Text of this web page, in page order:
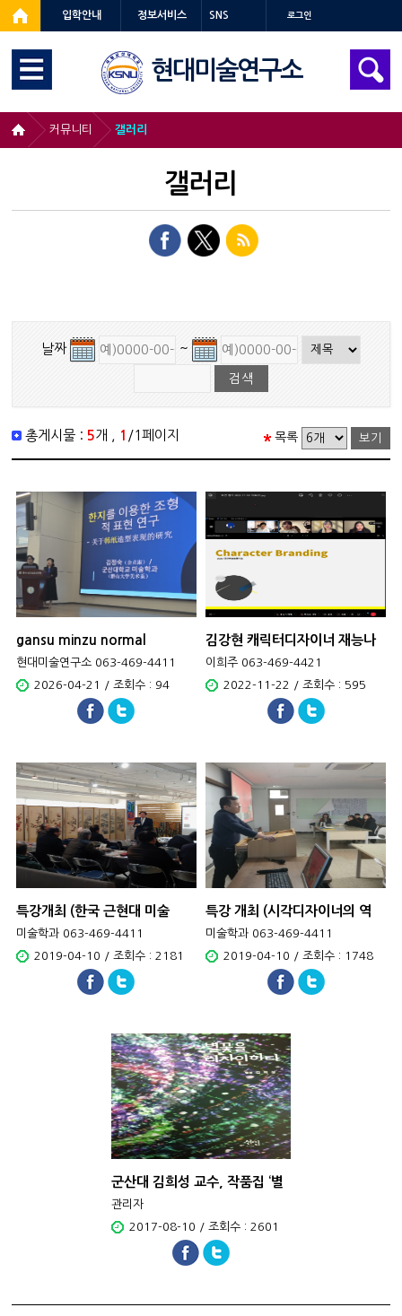
입학안내 정보서비스 SNS 로그인
현대미술연구소
커뮤니티 갤러리
갤러리
날짜 ~
총게시물 : 5 개 , 1 /1페이지 목록
gansu minzu normal
university 김정숙 교수 국제학..
현대미술연구소 063-469-4411
2026-04-21 / 조회수 : 94
김강현 캐릭터디자이너 재능나
눔 초청 특강
이희주 063-469-4421
2022-11-22 / 조회수 : 595
특강개최 (한국 근현대 미술
100년)
미술학과 063-469-4411
2019-04-10 / 조회수 : 2181
특강 개최 (시각디자이너의 역
할)
미술학과 063-469-4411
2019-04-10 / 조회수 : 1748
군산대 김희성 교수, 작품집 ‘별
꽃을 디자인하다’ 출간
관리자
2017-08-10 / 조회수 : 2601